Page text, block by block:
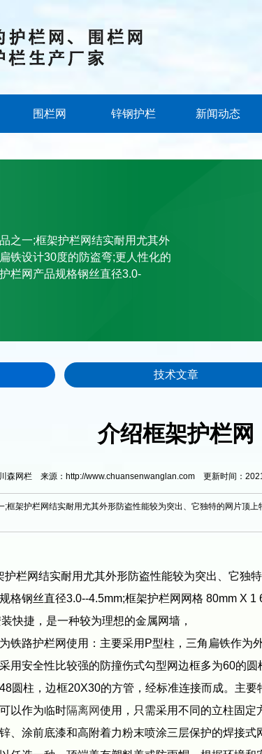
围栏网 锌钢护栏 新闻动态
之一;框架护栏网结实耐用尤其外
铁设计30度的防盗弯;更人性化的
栏网产品规格钢丝直径3.0-
技术文章
介绍框架护栏网
森网栏 来源：http://www.chuansenwanglan.com 更新时间：
框架护栏网结实耐用尤其外形防盗性能较为突出、它独特的网片顶
栏网结实耐用尤其外形防盗性能较为突出、它独
格钢丝直径3.0--4.5mm;框架护栏网网格 80mm X
快捷，是一种较为理想的金属网墙，
路护栏网使用：主要采用P型柱，三角扁铁作为
用安全性比较强的防撞伤式勾型网边框多为60的圆
柱，边框20X30的方管，经标准连接而成。主要
以作为临时隔离网使用，只需采用不同的立柱固定
涂前底漆和高附着力粉末喷涂三层保护的焊接式